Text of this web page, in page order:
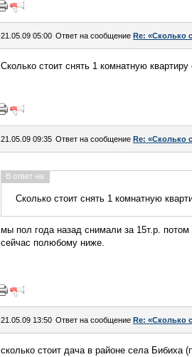
21.05.09 05:00 Ответ на сообщение Re: «Сколько
Сколько стоит снять 1 комнатную
21.05.09 09:35 Ответ на сообщение Re: «Сколько
В ответ на:
Сколько стоит снять 1 комнатную
мы пол года назад снимали за 15т.р.
сейчас полюбому ниже.
21.05.09 13:50 Ответ на сообщение Re: «Сколько
сколько стоит дача в районе села Бибиха